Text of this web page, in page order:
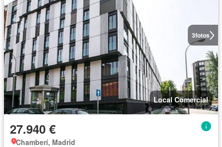
3fotos
Local Comercial
27.940 €
Chamberí, Madrid